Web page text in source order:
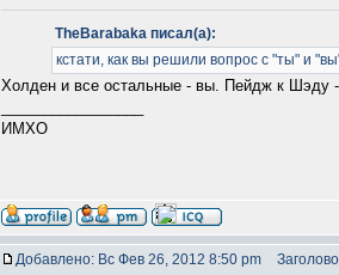
TheBarabaka писал(а):
кстати, как вы решили вопрос с "ты" и
Холден и все остальные - вы. Пейдж к Шэду
ИМХО
Добавлено: Вс Фев 26, 2012 8:50 pm